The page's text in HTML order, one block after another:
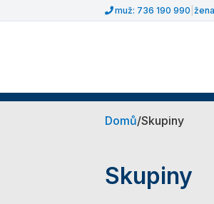
muž: 736 190 990 |
Domů/Skupiny
Skupiny